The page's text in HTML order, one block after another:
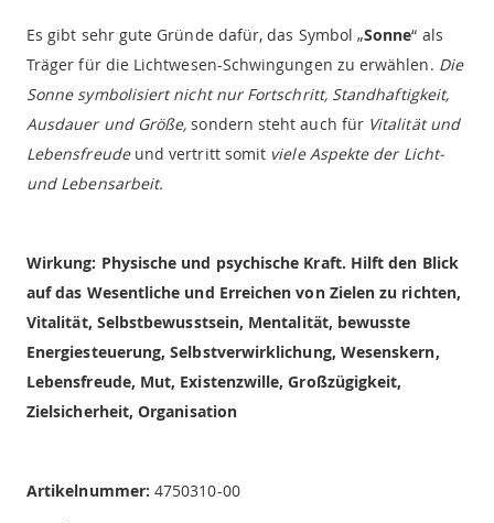
Es gibt sehr gute Gründe dafür, das Symbol „Sonne“ als
Träger für die Lichtwesen-Schwingungen zu erwählen. Die
Sonne symbolisiert nicht nur Fortschritt, Standhaftigkeit,
Ausdauer und Größe, sondern steht auch für Vitalität und
Lebensfreude und vertritt somit viele Aspekte der Licht-
und Lebensarbeit.
Wirkung: Physische und psychische Kraft. Hilft den Blick
auf das Wesentliche und Erreichen von Zielen zu richten,
Vitalität, Selbstbewusstsein, Mentalität, bewusste
Energiesteuerung, Selbstverwirklichung, Wesenskern,
Lebensfreude, Mut, Existenzwille, Großzügigkeit,
Zielsicherheit, Organisation
Artikelnummer: 4750310-00